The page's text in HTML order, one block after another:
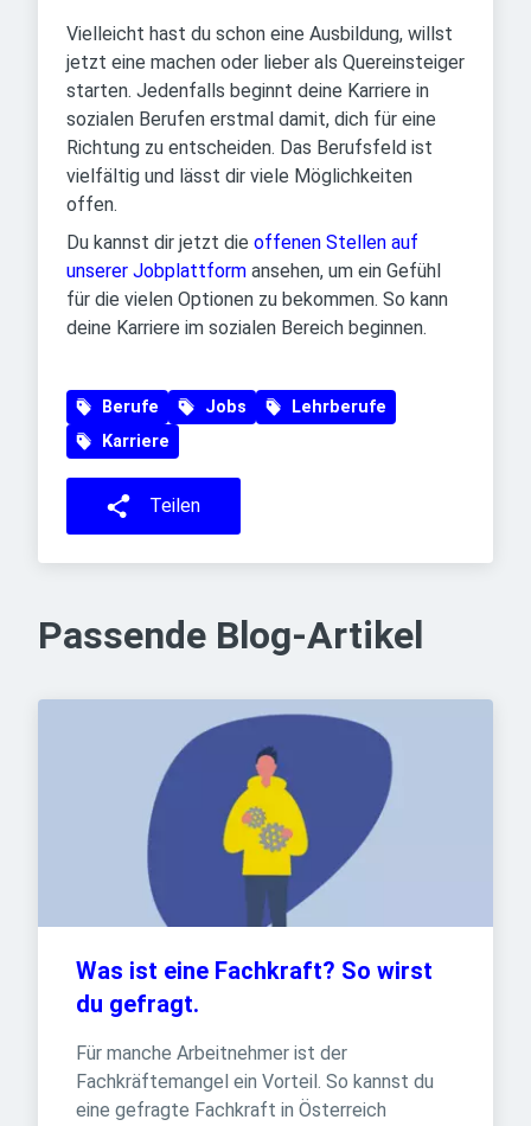
Vielleicht hast du schon eine Ausbildung, willst
jetzt eine machen oder lieber als Quereinsteiger
starten. Jedenfalls beginnt deine Karriere in
sozialen Berufen erstmal damit, dich für eine
Richtung zu entscheiden. Das Berufsfeld ist
vielfältig und lässt dir viele Möglichkeiten
offen.
Du kannst dir jetzt die offenen Stellen auf
unserer Jobplattform ansehen, um ein Gefühl
für die vielen Optionen zu bekommen. So kann
deine Karriere im sozialen Bereich beginnen.
Berufe Jobs
Lehrberufe
Karriere
Teilen
Passende Blog-Artikel
Was ist eine Fachkraft? So wirst
du gefragt.
Für manche Arbeitnehmer ist der
Fachkräftemangel ein Vorteil. So kannst du
eine gefragte Fachkraft in Österreich